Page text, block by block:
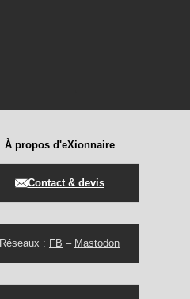
À propos d'eXionnaire
Contact & devis
Réseaux : FB – Mastodon